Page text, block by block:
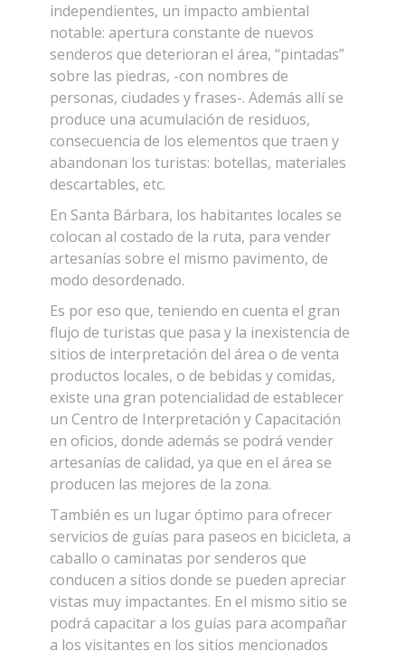
independientes, un impacto ambiental
notable: apertura constante de nuevos
senderos que deterioran el área, “pintadas”
sobre las piedras, -con nombres de
personas, ciudades y frases-. Además allí se
produce una acumulación de residuos,
consecuencia de los elementos que traen y
abandonan los turistas: botellas, materiales
descartables, etc.
En Santa Bárbara, los habitantes locales se
colocan al costado de la ruta, para vender
artesanías sobre el mismo pavimento, de
modo desordenado.
Es por eso que, teniendo en cuenta el gran
flujo de turistas que pasa y la inexistencia de
sitios de interpretación del área o de venta
productos locales, o de bebidas y comidas,
existe una gran potencialidad de establecer
un Centro de Interpretación y Capacitación
en oficios, donde además se podrá vender
artesanías de calidad, ya que en el área se
producen las mejores de la zona.
También es un lugar óptimo para ofrecer
servicios de guías para paseos en bicicleta, a
caballo o caminatas por senderos que
conducen a sitios donde se pueden apreciar
vistas muy impactantes. En el mismo sitio se
podrá capacitar a los guías para acompañar
a los visitantes en los sitios mencionados